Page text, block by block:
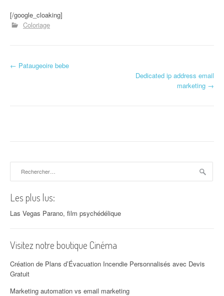
[/google_cloaking]
Coloriage
Navigation d'article
← Pataugeoire bebe
Dedicated ip address email
marketing →
Les plus lus:
Las Vegas Parano, film psychédélique
Visitez notre boutique Cinéma
Création de Plans d’Évacuation Incendie Personnalisés avec Devis
Gratuit
Marketing automation vs email marketing